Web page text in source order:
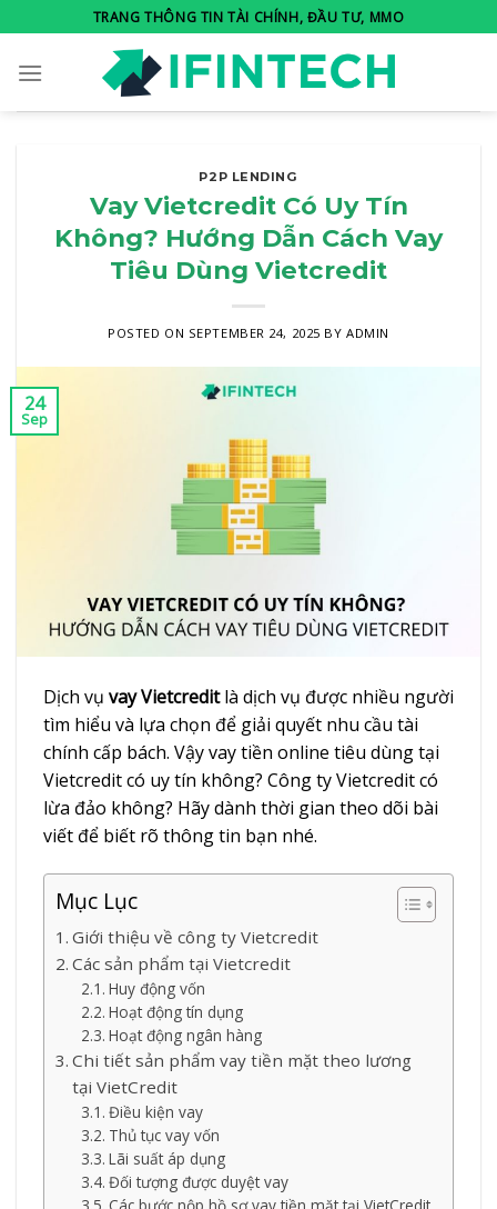
to
content
TRANG THÔNG TIN TÀI CHÍNH, ĐẦU TƯ, MMO
P2P LENDING
Vay Vietcredit Có Uy Tín
Không? Hướng Dẫn Cách Vay
Tiêu Dùng Vietcredit
POSTED ON SEPTEMBER 24, 2025 BYADMIN
24
Sep
Dịch vụ vay Vietcreditlà dịch vụ được nhiều người
tìm hiểu và lựa chọn để giải quyết nhu cầu tài
chính cấp bách. Vậy vay tiền online tiêu dùng tại
Vietcredit có uy tín không? Công ty Vietcredit có
lừa đảo không? Hãy dành thời gian theo dõi bài
viết để biết rõ thông tin bạn nhé.
Mục Lục
Giới thiệu về công ty Vietcredit
Các sản phẩm tại Vietcredit
Huy động vốn
Hoạt động tín dụng
Hoạt động ngân hàng
Chi tiết sản phẩm vay tiền mặt theo lương
tại VietCredit
Điều kiện vay
Thủ tục vay vốn
Lãi suất áp dụng
Đối tượng được duyệt vay
Các bước nộp hồ sơ vay tiền mặt tại VietCredit